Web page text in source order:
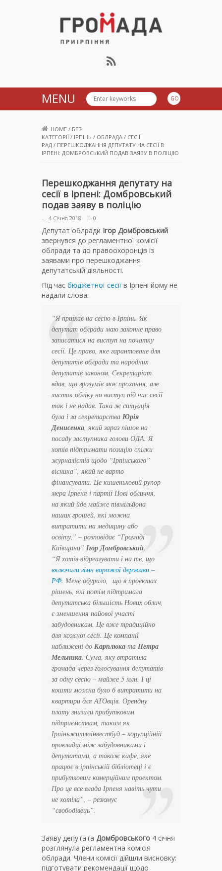
Громада Приірпіння
MENU
HOME / БЕЗ
КАТЕГОРІЇ / ІРПІНЬ / ОБЛРАДА / СЕСІЇ
РАД / ПЕРЕШКОДЖАННЯ ДЕПУТАТУ НА СЕСІЇ В
ІРПЕНІ: ДОМБРОВСЬКИЙ ПОДАВ ЗАЯВУ В ПОЛІЦІЮ
Перешкоджання депутату на
сесії в Ірпені: Домбровський
подав заяву в поліцію
— 4 Січня 2018 0
Депутат облради Ігор Домбровський
звернувся до регламентної комісії
облради та до правоохоронців із
заявами про перешкоджання
депутатській діяльності.
Під час бюджетної сесії в Ірпені йому не
надали слова.
“Я приїхав на сесію в Ірпінь. Як
депутат облради маю законне право
записатися на виступ на початку
сесії. Це право, яке гарантоване для
депутатів облради та народних
депутатів законом. Секретаріат
вдав, що зрозумів моє прохання, але
листок обліку на виступ під час сесії
так і не надав. Така ж ситуація
була і за секретарства Юрія
Денисенка, який зараз пішов на
посаду заступника голови ОДА. Я
хотів підтримати позицію спілки
журналістів щодо “Ірпінського”
вісника”, який не варто
фінансувати. Це кишеньковий рупор
мера Ірпеня і партії Нові обличчя,
на який йде майже півмільйона
наших грошей, які можна
витратити на медицину або
освіту,” – розповідає “Громаді
Київщини” Ігор Домбровський.
“Я хотів відреагувати і на те, що
включили гімн ворожої держави –
РФ. Мене обурило, що в проектах
рішень, які потім підтримала
депутатська більшість Нових облич,
є зменшення пайової участі
забудовникам. Це вже традиційно
для кожної сесії. Це компанії
наближені до Карплюка та Петра
Мельника. Сума, яку втратила
громада через голосування депутатів
за одну сесію – майже 5 млн. І ці
кошти можна було б витратити на
квартири для АТОвців. Орендну
плату знизили прибутковим
підприємствам, таким як
Ірпіньжитлоінвестбуд – корупційній
прокладці між забудовниками і
депутатами, а також кафе, яке
працює в ірпінській бібліотеці і є
прибутковим комерційним проектом.
Про це все влада Ірпеня навіть чути
не хотіла”, – резюмує
“свободівець”.
Заяву депутата Домбровського 4 січня
розглянула регламентна комісія
облради. Члени комісії дійшли висновку:
підготувати рекомендації щодо